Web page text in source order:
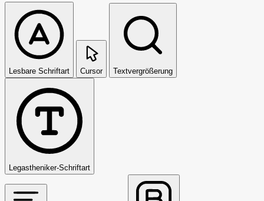
Lesbare Schriftart Cursor Textvergrößerung
Legastheniker-Schriftart